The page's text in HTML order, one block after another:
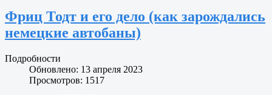
Фриц Тодт и его дело (как зарождались
немецкие автобаны)
Подробности
Обновлено: 13 апреля 2023
Просмотров: 1517